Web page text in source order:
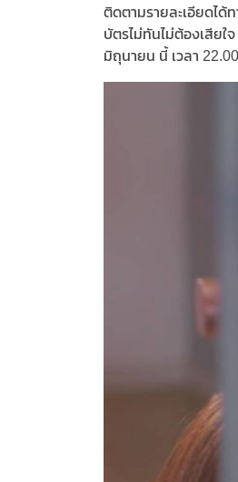
ติดตามรายละเอียดได้
บัตรไม่ทันไม่ต้องเสีย
มิถุนายน นี้ เวลา